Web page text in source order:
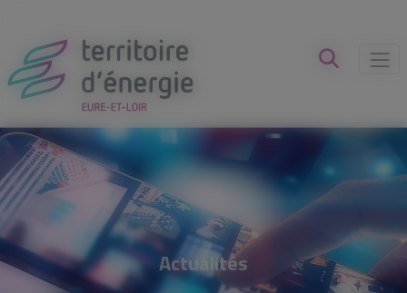
Actualités